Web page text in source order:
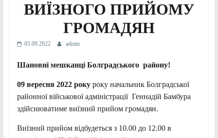
ВИЇЗНОГО ПРИЙОМУ
ГРОМАДЯН
05.09.2022 admin
Шановні мешканці Болградського району!
09 вересня 2022 рокуроку начальник Болградської
районної військової адміністрації Геннадій Бамбура
здійснюватиме виїзний прийом громадян.
Виїзний прийом відбудеться з 10.00 до 12.00 в